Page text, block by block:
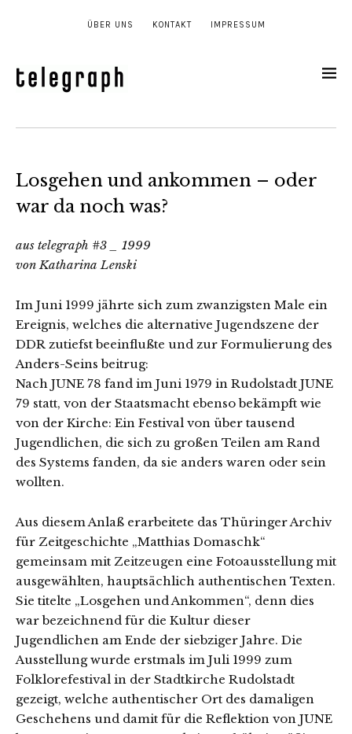
ÜBER UNS KONTAKT IMPRESSUM
Losgehen und ankommen – oder
war da noch was?
aus telegraph #3 _ 1999
von Katharina Lenski
Im Juni 1999 jährte sich zum zwanzigsten Male ein
Ereignis, welches die alternative Jugendszene der
DDR zutiefst beeinflußte und zur Formulierung des
Anders-Seins beitrug:
Nach JUNE 78 fand im Juni 1979 in Rudolstadt JUNE
79 statt, von der Staatsmacht ebenso bekämpft wie
von der Kirche: Ein Festival von über tausend
Jugendlichen, die sich zu großen Teilen am Rand
des Systems fanden, da sie anders waren oder sein
wollten.
Aus diesem Anlaß erarbeitete das Thüringer Archiv
für Zeitgeschichte „Matthias Domaschk“
gemeinsam mit Zeitzeugen eine Fotoausstellung mit
ausgewählten, hauptsächlich authentischen Texten.
Sie titelte „Losgehen und Ankommen“, denn dies
war bezeichnend für die Kultur dieser
Jugendlichen am Ende der siebziger Jahre. Die
Ausstellung wurde erstmals im Juli 1999 zum
Folklorefestival in der Stadtkirche Rudolstadt
gezeigt, welche authentischer Ort des damaligen
Geschehens und damit für die Reflektion von JUNE